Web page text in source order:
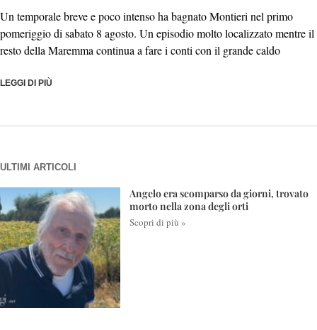
Un temporale breve e poco intenso ha bagnato Montieri nel primo
pomeriggio di sabato 8 agosto. Un episodio molto localizzato mentre il
resto della Maremma continua a fare i conti con il grande caldo
LEGGI DI PIÙ
ULTIMI ARTICOLI
Angelo era scomparso da giorni, trovato
morto nella zona degli orti
Scopri di più »